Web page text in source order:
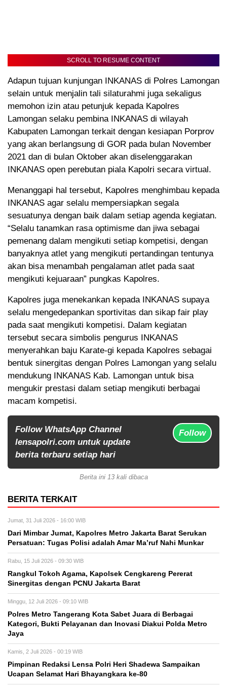
SCROLL TO RESUME CONTENT
Adapun tujuan kunjungan INKANAS di Polres Lamongan
selain untuk menjalin tali silaturahmi juga sekaligus
memohon izin atau petunjuk kepada Kapolres
Lamongan selaku pembina INKANAS di wilayah
Kabupaten Lamongan terkait dengan kesiapan Porprov
yang akan berlangsung di GOR pada bulan November
2021 dan di bulan Oktober akan diselenggarakan
INKANAS open perebutan piala Kapolri secara virtual.
Menanggapi hal tersebut, Kapolres menghimbau kepada
INKANAS agar selalu mempersiapkan segala
sesuatunya dengan baik dalam setiap agenda kegiatan.
“Selalu tanamkan rasa optimisme dan jiwa sebagai
pemenang dalam mengikuti setiap kompetisi, dengan
banyaknya atlet yang mengikuti pertandingan tentunya
akan bisa menambah pengalaman atlet pada saat
mengikuti kejuaraan” pungkas Kapolres.
Kapolres juga menekankan kepada INKANAS supaya
selalu mengedepankan sportivitas dan sikap fair play
pada saat mengikuti kompetisi. Dalam kegiatan
tersebut secara simbolis pengurus INKANAS
menyerahkan baju Karate-gi kepada Kapolres sebagai
bentuk sinergitas dengan Polres Lamongan yang selalu
mendukung INKANAS Kab. Lamongan untuk bisa
mengukir prestasi dalam setiap mengikuti berbagai
macam kompetisi.
Follow WhatsApp Channel
lensapolri.com untuk update
berita terbaru setiap hari
Follow
Berita ini 13 kali dibaca
BERITA TERKAIT
Jumat, 31 Juli 2026 - 16:00 WIB
Dari Mimbar Jumat, Kapolres Metro Jakarta Barat Serukan
Persatuan: Tugas Polisi adalah Amar Ma’ruf Nahi Munkar
Rabu, 15 Juli 2026 - 09:30 WIB
Rangkul Tokoh Agama, Kapolsek Cengkareng Pererat
Sinergitas dengan PCNU Jakarta Barat
Minggu, 12 Juli 2026 - 09:10 WIB
Polres Metro Tangerang Kota Sabet Juara di Berbagai
Kategori, Bukti Pelayanan dan Inovasi Diakui Polda Metro
Jaya
Kamis, 2 Juli 2026 - 00:19 WIB
Pimpinan Redaksi Lensa Polri Heri Shadewa Sampaikan
Ucapan Selamat Hari Bhayangkara ke-80